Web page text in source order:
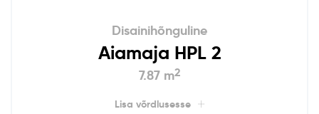
Disainihõnguline
Aiamaja HPL 2
7.87 m2
Lisa võrdlusesse